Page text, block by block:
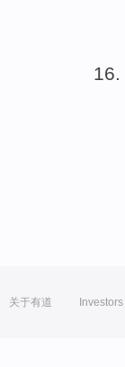
关于有道 Investors